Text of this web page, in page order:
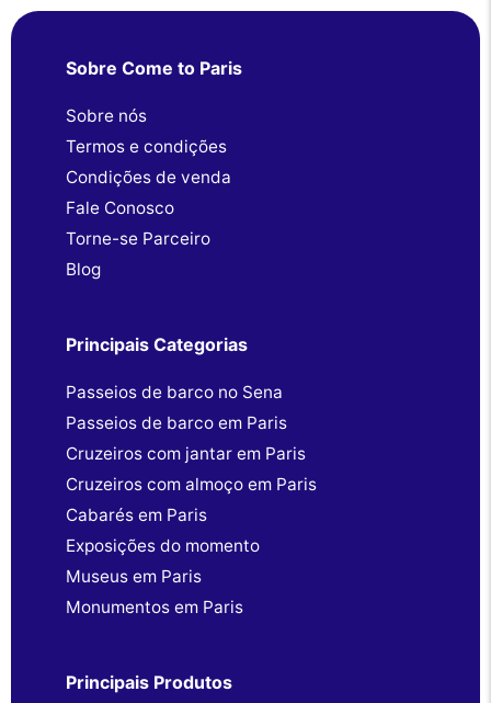
Sobre Come to Paris
Sobre nós
Termos e condições
Condições de venda
Fale Conosco
Torne-se Parceiro
Blog
Principais Categorias
Passeios de barco no Sena
Passeios de barco em Paris
Cruzeiros com jantar em Paris
Cruzeiros com almoço em Paris
Cabarés em Paris
Exposições do momento
Museus em Paris
Monumentos em Paris
Principais Produtos